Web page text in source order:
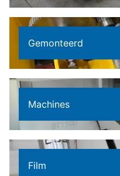
Gemonteerd
Machines
Film